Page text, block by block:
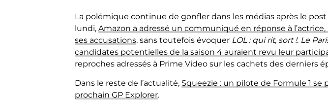
La polémique continue de gonfler dans les médias après le post
lundi, Amazon a adressé un communiqué en réponse à
ses accusations, sans toutefois évoquer LOL : qui rit, sort !. Le
candidates potentielles de la saison 4 auraient revu leur
reproches adressés à Prime Video sur les cachets des derniers
Dans le reste de l’actualité, Squeezie : un pilote de Formule 1
prochain GP Explorer.